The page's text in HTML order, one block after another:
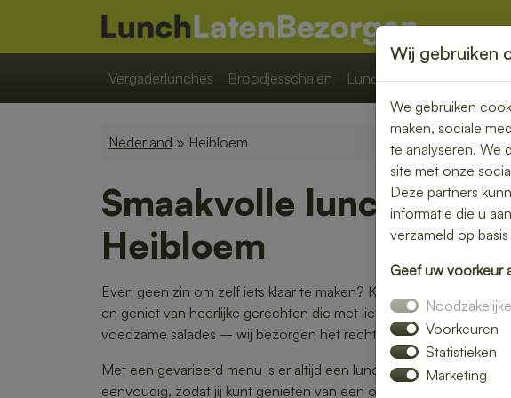
Vergaderlunches Broodjesschalen Lunchpakketten Overige
Nederland » Heibloem
Smaakvolle lunch
Heibloem
Even geen zin om zelf iets klaar te maken? Kies voor een lunch
en geniet van heerlijke gerechten die met liefde zijn bereid. Van
voedzame salades – wij bezorgen het rechtstreeks bij jou thuis of
Met een gevarieerd menu is er altijd een lunch die bij jouw smaak
eenvoudig, zodat jij kunt genieten van een onbezorgde
Wij gebruiken
We gebruiken
maken, sociale
te analyseren. We
site met onze
Deze partners
informatie die u
verzameld op
Geef uw voorkeur
Voorkeuren
Statistieken
Marketing